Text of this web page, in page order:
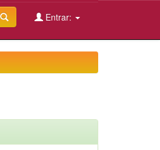
Entrar: